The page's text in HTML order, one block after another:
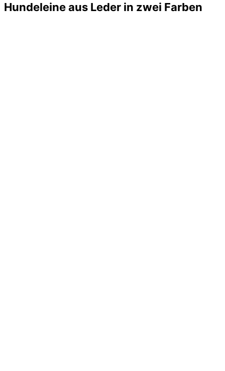
Hundeleine aus Leder in zwei Farben